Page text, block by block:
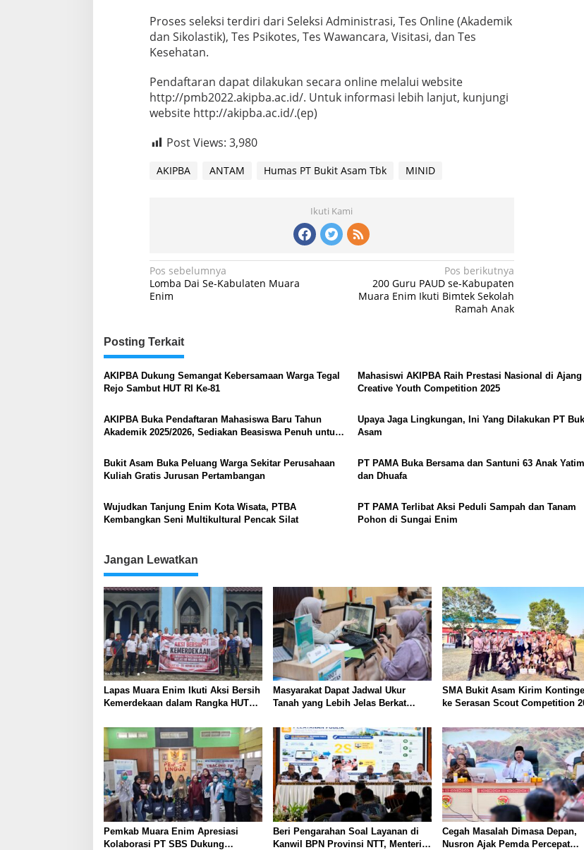
Proses seleksi terdiri dari Seleksi Administrasi, Tes Online (Akademik
dan Sikolastik), Tes Psikotes, Tes Wawancara, Visitasi, dan Tes
Kesehatan.
Pendaftaran dapat dilakukan secara online melalui website
http://pmb2022.akipba.ac.id/. Untuk informasi lebih lanjut, kunjungi
website http://akipba.ac.id/.(ep)
Post Views: 3,980
AKIPBA ANTAM Humas PT Bukit Asam Tbk MINID
Ikuti Kami
Navigasi
pos
Pos sebelumnya
Lomba Dai Se-Kabulaten Muara
Enim
Pos berikutnya
200 Guru PAUD se-Kabupaten
Muara Enim Ikuti Bimtek Sekolah
Ramah Anak
Posting Terkait
AKIPBA Dukung Semangat Kebersamaan Warga Tegal
Rejo Sambut HUT RI Ke-81
Mahasiswi AKIPBA Raih Prestasi Nasional di Ajang
Creative Youth Competition 2025
AKIPBA Buka Pendaftaran Mahasiswa Baru Tahun
Akademik 2025/2026, Sediakan Beasiswa Penuh untuk
Upaya Jaga Lingkungan, Ini Yang Dilakukan PT
Asam
Bukit Asam Buka Peluang Warga Sekitar Perusahaan
Kuliah Gratis Jurusan Pertambangan
PT PAMA Buka Bersama dan Santuni 63 Anak Yatim
dan Dhuafa
Wujudkan Tanjung Enim Kota Wisata, PTBA
Kembangkan Seni Multikultural Pencak Silat
PT PAMA Terlibat Aksi Peduli Sampah dan Tanam
Pohon di Sungai Enim
Jangan Lewatkan
Lapas Muara Enim Ikuti Aksi Bersih
Kemerdekaan dalam Rangka HUT
Masyarakat Dapat Jadwal Ukur
Tanah yang Lebih Jelas Berkat
SMA Bukit Asam Kirim
ke Serasan Scout Competition
Kepemimpinan Siswa
Pemkab Muara Enim Apresiasi
Kolaborasi PT SBS Dukung
Beri Pengarahan Soal Layanan di
Kanwil BPN Provinsi NTT, Menteri
Cegah Masalah Dimasa Depan,
Nusron Ajak Pemda Percepat